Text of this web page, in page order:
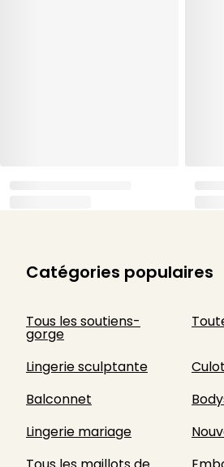
Catégories populaires
Tous les soutiens-
gorge
Lingerie sculptante
Balconnet
Lingerie mariage